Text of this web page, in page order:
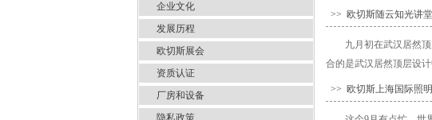
企业文化
发展历程
欧切斯展会
资质认证
厂房和设备
隐私政策
>> 欧切斯随云知光讲
九月初在武汉居然
合的是武汉居然顶层设
>> 欧切斯上海国际照